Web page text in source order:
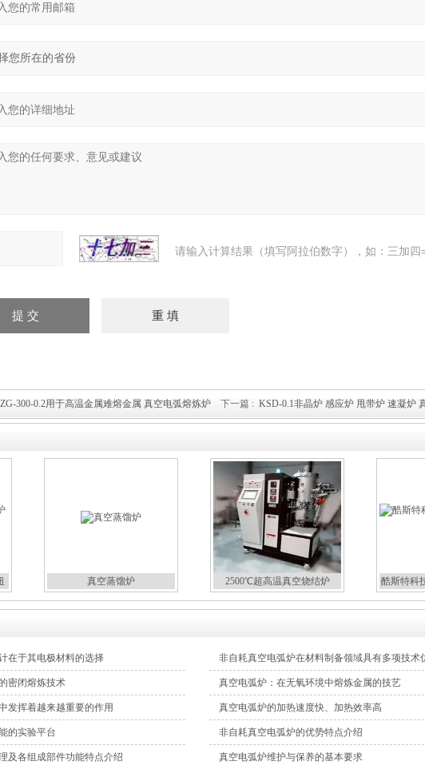
请输入计算结果（填写阿拉伯数字），如：三加四
300-0.2用于高温金属难熔金属 真空电弧熔炼炉下一篇 : KSD-0.1非晶炉 感应炉 甩带炉 速凝炉
真空蒸馏炉 2500℃超高温真空烧结炉 酷斯特科
在于其电极材料的选择 非自耗真空电弧炉在材料制备领域具有多项技术
密闭熔炼技术 真空电弧炉：在无氧环境中熔炼金属的技艺
发挥着越来越重要的作用 真空电弧炉的加热速度快、加热效率高
的实验平台 非自耗真空电弧炉的优势特点介绍
及各组成部件功能特点介绍 真空电弧炉维护与保养的基本要求